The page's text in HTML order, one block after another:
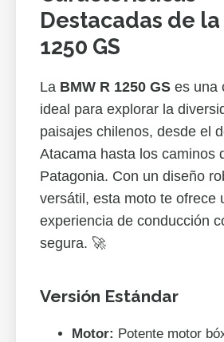
Destacadas de la
1250 GS
La BMW R 1250 GS es una
ideal para explorar la
paisajes chilenos, desde el
Atacama hasta los caminos
Patagonia. Con un diseño
versátil, esta moto te ofrece
experiencia de conducción
segura. 🚀
Versión Estándar
Motor: Potente motor